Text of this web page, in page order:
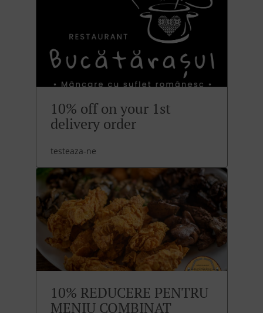
10% off on your 1st
delivery order
testeaza-ne
10% REDUCERE PENTRU
MENIU COMBINAT